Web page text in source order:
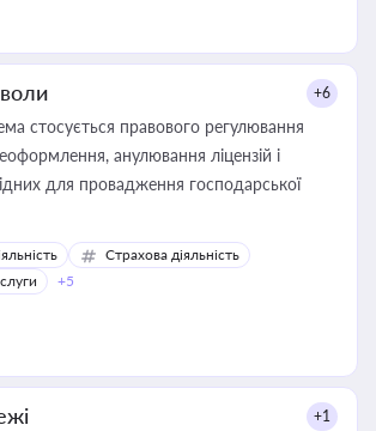
+6
стосується правового регулювання
анулювання ліцензій і
для провадження господарської
Страхова діяльність
+5
+1